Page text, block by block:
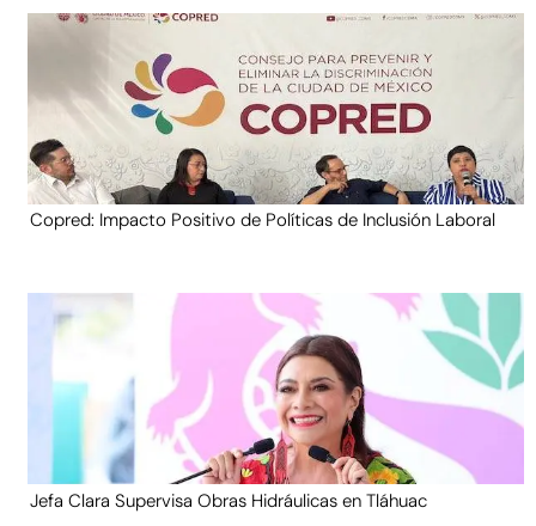
Copred: Impacto Positivo de Políticas de Inclusión Laboral
Jefa Clara Supervisa Obras Hidráulicas en Tláhuac